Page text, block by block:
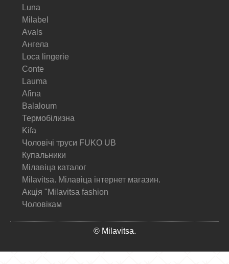
Luna
Milabel
Avals
Ангела
Loca lingerie
Conte
Lauma
Afina
Balaloum
Термобілизна
Kifa
Чоловічі труси FUKO UB
Купальники
Мілавіца каталог
Milavitsa. Мілавіца інтернет магазин.
Акція "Milavitsa fashion
Чоловікам
© Milavitsa.